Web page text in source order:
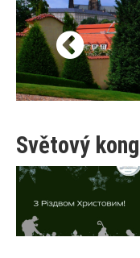
Světový